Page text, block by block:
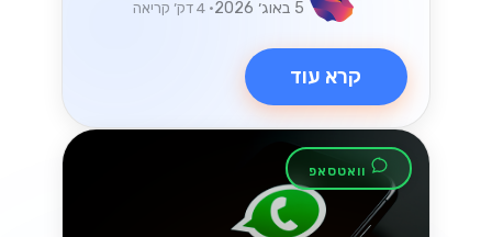
Lynxbe Team
8 ביולי 2026
קרא עוד